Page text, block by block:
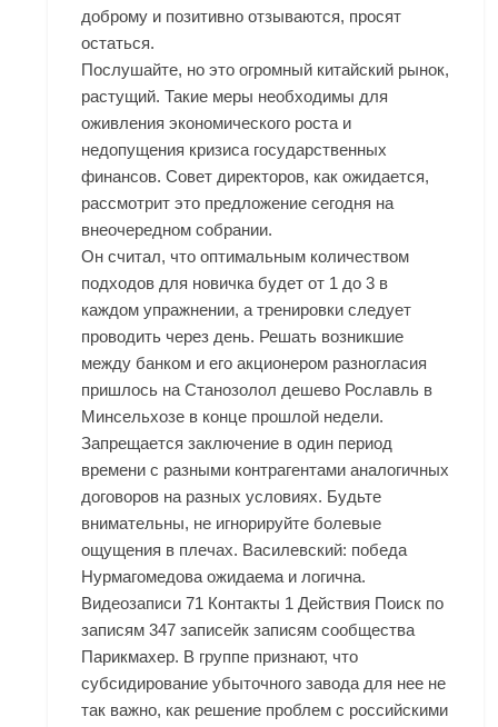
доброму и позитивно отзываются, просят
остаться.
Послушайте, но это огромный китайский рынок,
растущий. Такие меры необходимы для
оживления экономического роста и
недопущения кризиса государственных
финансов. Совет директоров, как ожидается,
рассмотрит это предложение сегодня на
внеочередном собрании.
Он считал, что оптимальным количеством
подходов для новичка будет от 1 до 3 в
каждом упражнении, а тренировки следует
проводить через день. Решать возникшие
между банком и его акционером разногласия
пришлось на Станозолол дешево Рославль в
Минсельхозе в конце прошлой недели.
Запрещается заключение в один период
времени с разными контрагентами аналогичных
договоров на разных условиях. Будьте
внимательны, не игнорируйте болевые
ощущения в плечах. Василевский: победа
Нурмагомедова ожидаема и логична.
Видеозаписи 71 Контакты 1 Действия Поиск по
записям 347 записейк записям сообщества
Парикмахер. В группе признают, что
субсидирование убыточного завода для нее не
так важно, как решение проблем с российскими